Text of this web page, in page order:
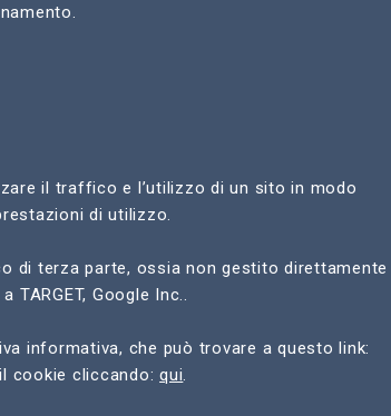
il traffico e l’utilizzo di un sito in modo
di utilizzo.
di terza parte, ossia non gestito direttamente
TARGET, Google Inc..
informativa, che può trovare a questo link:
cookie cliccando:qui.